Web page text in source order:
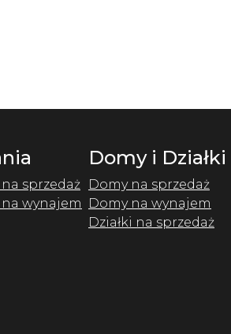
sprzedaż
wynajem
Domy i Działki
Domy na sprzedaż
Domy na wynajem
Działki na sprzedaż